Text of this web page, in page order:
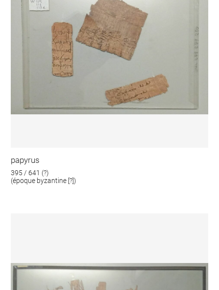
papyrus
395 / 641 (?)
(époque byzantine [?])